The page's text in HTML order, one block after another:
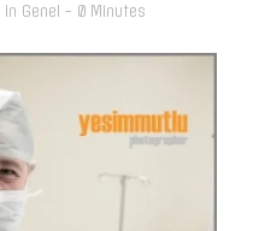
in Genel - 0 Minutes